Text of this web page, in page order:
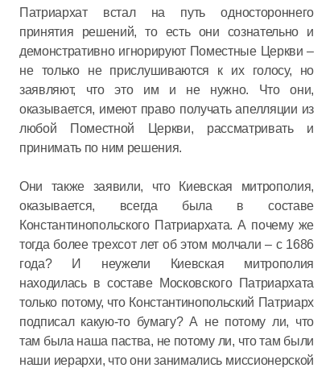
Патриархат встал на путь одностороннего
принятия решений, то есть они сознательно и
демонстративно игнорируют Поместные Церкви –
не только не прислушиваются к их голосу, но
заявляют, что это им и не нужно. Что они,
оказывается, имеют право получать апелляции из
любой Поместной Церкви, рассматривать и
принимать по ним решения.
Они также заявили, что Киевская митрополия,
оказывается, всегда была в составе
Константинопольского Патриархата. А почему же
тогда более трехсот лет об этом молчали – с 1686
года? И неужели Киевская митрополия
находилась в составе Московского Патриархата
только потому, что Константинопольский Патриарх
подписал какую-то бумагу? А не потому ли, что
там была наша паства, не потому ли, что там были
наши иерархи, что они занимались миссионерской